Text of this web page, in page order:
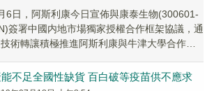
6日，阿斯利康今日宣佈與康泰生物(300601-
簽署中國内地市場獨家授權合作框架協議，通
術轉讓積極推進阿斯利康與牛津大學合作的
能不足全國性缺貨 百白破等疫苗供不應求